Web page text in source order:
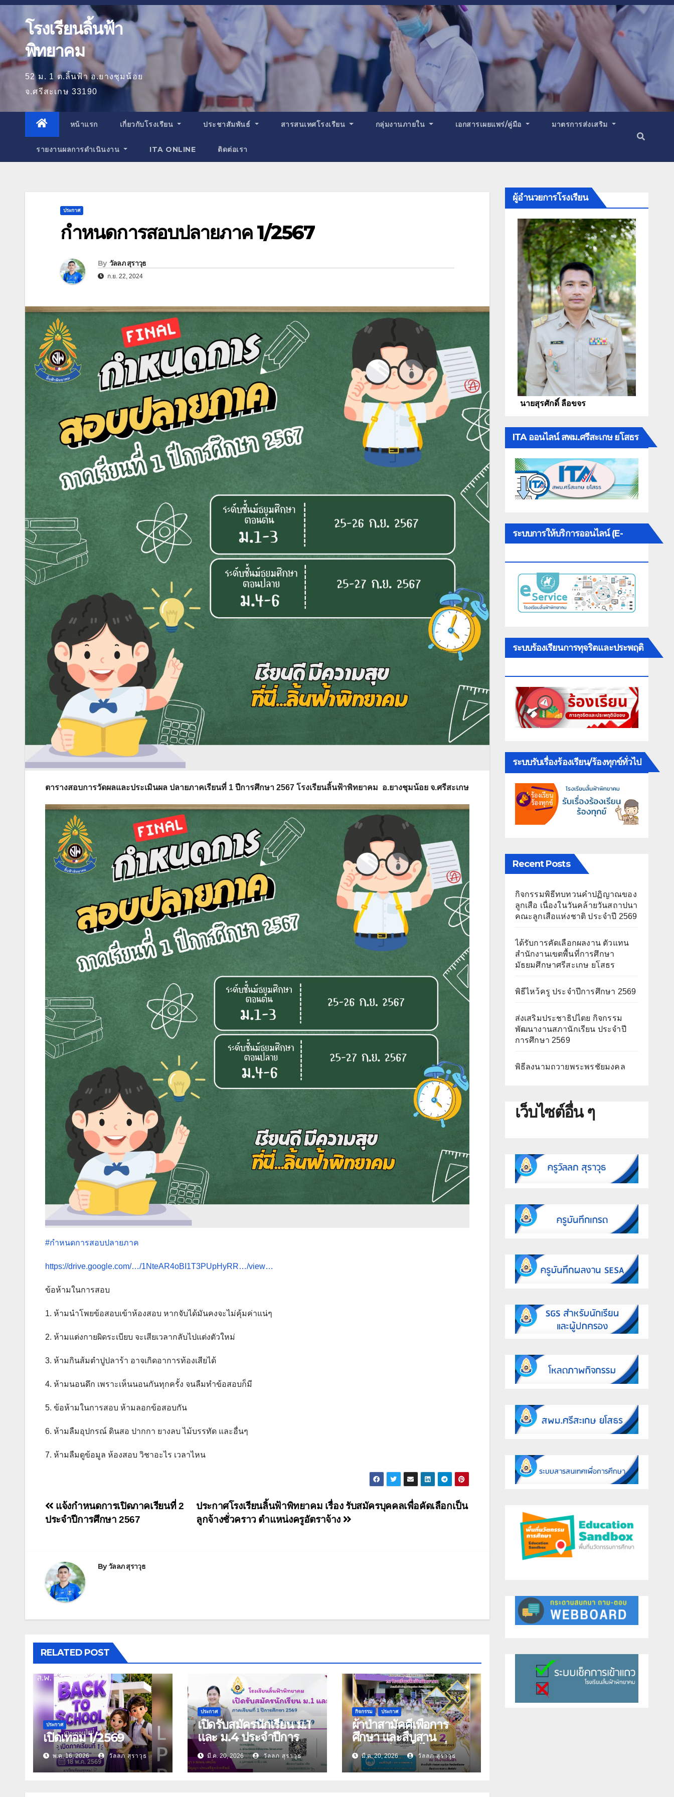
โรงเรียนลิ้นฟ้า
พิทยาคม
52 ม. 1 ต.ลิ้นฟ้า อ.ยางชุมน้อย
จ.ศรีสะเกษ 33190
หน้าแรก เกี่ยวกับโรงเรียน ประชาสัมพันธ์ สารสนเทศโรงเรียน กลุ่มงานภายใน เอกสารเผยแพร่/คู่มือ มาตรการส่งเสริม
รายงานผลการดำเนินงาน ITA ONLINE ติดต่อเรา
ประกาศ
กำหนดการสอบปลายภาค 1/2567
By วัลลภ สุราวุธ
ก.ย. 22, 2024
ตารางสอบการวัดผลและประเมินผล ปลายภาคเรียนที่ 1 ปีการศึกษา 2567 โรงเรียนลิ้นฟ้าพิทยาคม อ.ยางชุมน้อย จ.ศรีสะเกษ
#กำหนดการสอบปลายภาค
https://drive.google.com/…/1NteAR4oBI1T3PUpHyRR…/view…
ข้อห้ามในการสอบ
1. ห้ามนำโพยข้อสอบเข้าห้องสอบ หากจับได้มันคงจะไม่คุ้มค่าแน่ๆ
2. ห้ามแต่งกายผิดระเบียบ จะเสียเวลากลับไปแต่งตัวใหม่
3. ห้ามกินส้มตำปูปลาร้า อาจเกิดอาการท้องเสียได้
4. ห้ามนอนดึก เพราะเห็นนอนกันทุกครั้ง จนลืมทำข้อสอบก็มี
5. ข้อห้ามในการสอบ ห้ามลอกข้อสอบกัน
6. ห้ามลืมอุปกรณ์ ดินสอ ปากกา ยางลบ ไม้บรรทัด และอื่นๆ
7. ห้ามลืมดูข้อมูล ห้องสอบ วิชาอะไร เวลาไหน
ประกาศโรงเรียนลิ้นฟ้าพิทยาคม เรื่อง รับสมัครบุคคลเพื่อคัดเลือกเป็น
ลูกจ้างชั่วคราว ตำแหน่งครูอัตราจ้าง
แจ้งกำหนดการเปิดภาคเรียนที่ 2
ประจำปีการศึกษา 2567
Byวัลลภ สุราวุธ
RELATED POST
ประกาศ
เปิดเทอม 1/2569
พ.ค. 16, 2026 วัลลภ สุราวุธ
ประกาศ
เปิดรับสมัครนักเรียน ม.1
และ ม.4 ประจำปีการ
ศึกษา 2569
มี.ค. 20, 2026 วัลลภ สุราวุธ
กิจกรรม ประกาศ
ผ้าป่าสามัคคีเพื่อการ
ศึกษา และสืบสาน
ประเพณีบุญบั้งไฟ เนื่อง
ในโอกาสครบรอบ 32 ปี
โรงเรียนลิ้นฟ้าพิทยาคม
มี.ค. 20, 2026 วัลลภ สุราวุธ
ผู้อำนวยการโรงเรียน
นายสุรศักดิ์ ลือขจร
ITA ออนไลน์ สพม.ศรีสะเกษ ยโสธร
ระบบการให้บริการออนไลน์ (E-
ระบบร้องเรียนการทุจริตและประพฤติ
ระบบรับเรื่องร้องเรียน/ร้องทุกข์ทั่วไป
Recent Posts
กิจกรรมพิธีทบทวนคำปฏิญาณของ
ลูกเสือ เนื่องในวันคล้ายวันสถาปนา
คณะลูกเสือแห่งชาติ ประจำปี 2569
ได้รับการคัดเลือกผลงาน ตัวแทน
สำนักงานเขตพื้นที่การศึกษา
มัธยมศึกษาศรีสะเกษ ยโสธร
พิธีไหว้ครู ประจำปีการศึกษา 2569
ส่งเสริมประชาธิปไตย กิจกรรม
พัฒนางานสภานักเรียน ประจำปี
การศึกษา 2569
พิธีลงนามถวายพระพรชัยมงคล
เว็บไซต์อื่น ๆ